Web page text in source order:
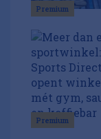
Premium
Premium